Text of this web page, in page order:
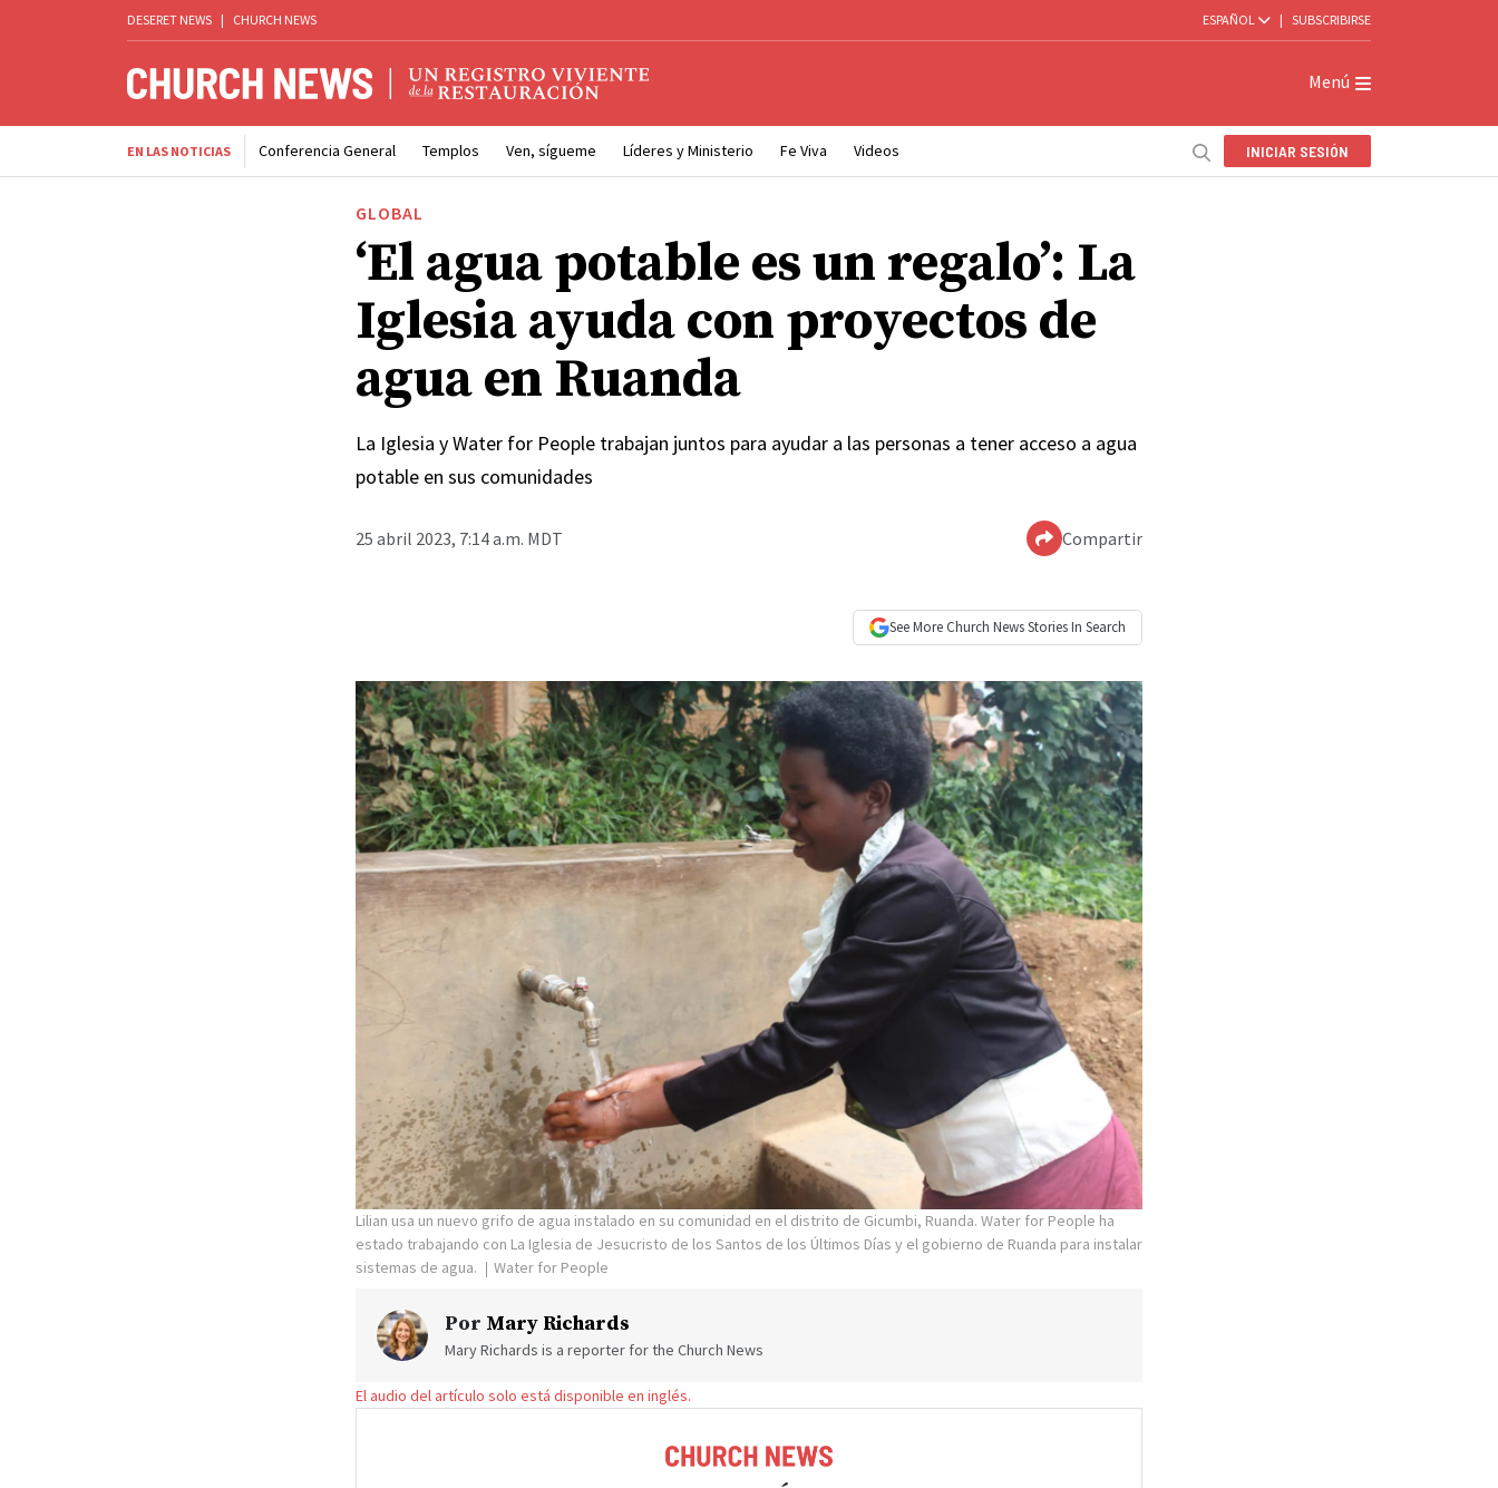
DESERET NEWS | CHURCH NEWS ESPAÑOL | SUBSCRIBIRSE
Menú
EN LAS NOTICIAS Conferencia General Templos Ven, sígueme Líderes y Ministerio Fe Viva Videos INICIAR SESIÓN
GLOBAL
‘El agua potable es un regalo’: La
Iglesia ayuda con proyectos de
agua en Ruanda
La Iglesia y Water for People trabajan juntos para ayudar a las personas a tener acceso a agua
potable en sus comunidades
25 abril 2023, 7:14 a.m. MDT Compartir
See More Church NewsStories In Search
Lilian usa un nuevo grifo de agua instalado en su comunidad en el distrito de Gicumbi, Ruanda. Water for People ha
estado trabajando con La Iglesia de Jesucristo de los Santos de los Últimos Días y el gobierno de Ruanda para instalar
sistemas de agua.
Water for People
Por Mary Richards
Mary Richards is a reporter for the Church News
El audio del artículo solo está disponible en inglés.